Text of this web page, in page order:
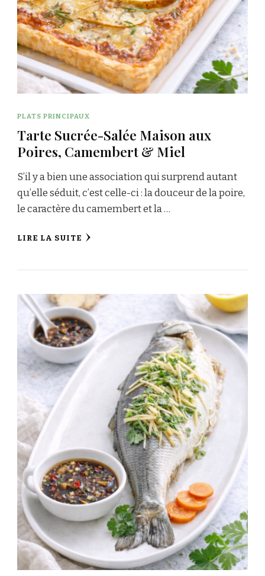
PLATS PRINCIPAUX
Tarte Sucrée-Salée Maison aux
Poires, Camembert & Miel
S’il y a bien une association qui surprend autant
qu’elle séduit, c’est celle-ci : la douceur de la poire,
le caractère du camembert et la …
LIRE LA SUITE